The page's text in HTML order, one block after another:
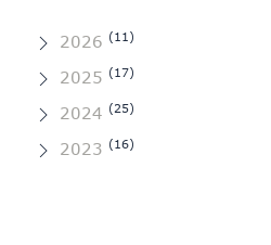
2026 (11)
2025 (17)
2024 (25)
2023 (16)